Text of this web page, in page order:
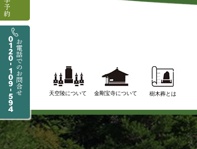
天空陵について 金剛宝寺について 樹木葬とは